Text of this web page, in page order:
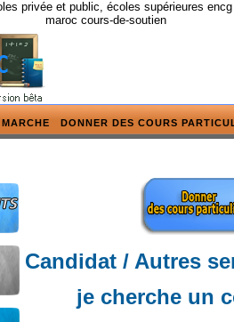
privée et public, écoles supérieures
maroc cours-de-soutien
DONNER DES COURS
Candidat / Autres
je cherche un